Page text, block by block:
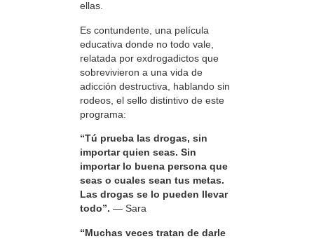
ellas.
Es contundente, una película
educativa donde no todo vale,
relatada por exdrogadictos que
sobrevivieron a una vida de
adicción destructiva, hablando sin
rodeos, el sello distintivo de este
programa:
“Tú prueba las drogas, sin
importar quien seas. Sin
importar lo buena persona que
seas o cuales sean tus metas.
Las drogas se lo pueden llevar
todo”. — Sara
“Muchas veces tratan de darle